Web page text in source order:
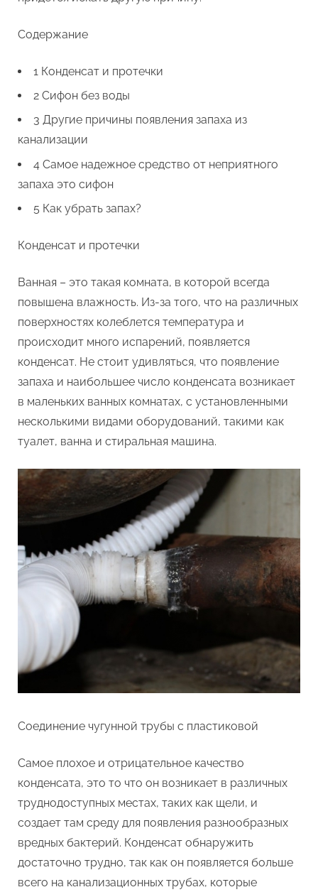
Содержание
1 Конденсат и протечки
2 Сифон без воды
3 Другие причины появления запаха из
канализации
4 Самое надежное средство от неприятного
запаха это сифон
5 Как убрать запах?
Конденсат и протечки
Ванная – это такая комната, в которой всегда
повышена влажность. Из-за того, что на различных
поверхностях колеблется температура и
происходит много испарений, появляется
конденсат. Не стоит удивляться, что появление
запаха и наибольшее число конденсата возникает
в маленьких ванных комнатах, с установленными
несколькими видами оборудований, такими как
туалет, ванна и стиральная машина.
Соединение чугунной трубы с пластиковой
Самое плохое и отрицательное качество
конденсата, это то что он возникает в различных
труднодоступных местах, таких как щели, и
создает там среду для появления разнообразных
вредных бактерий. Конденсат обнаружить
достаточно трудно, так как он появляется больше
всего на канализационных трубах, которые